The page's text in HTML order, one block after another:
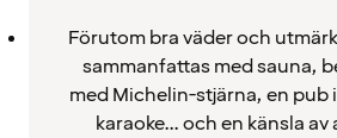
Förutom bra väder och
sammanfattas med sauna,
med Michelin-stjärna, en pub
karaoke... och en känsla